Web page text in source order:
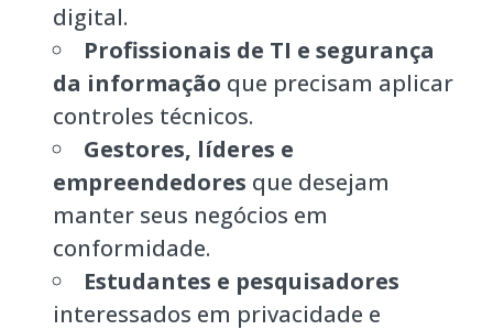
digital.
Profissionais de TI e segurança
da informação que precisam aplicar
controles técnicos.
Gestores, líderes e
empreendedores que desejam
manter seus negócios em
conformidade.
Estudantes e pesquisadores
interessados em privacidade e